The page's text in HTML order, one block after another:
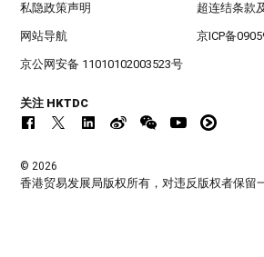
私隐政策声明 超连结条款
网站导航 京ICP备
京公网安备 11010102003523号
关注 HKTDC
© 2026
香港贸易发展局版权所有，对违反版权者保留